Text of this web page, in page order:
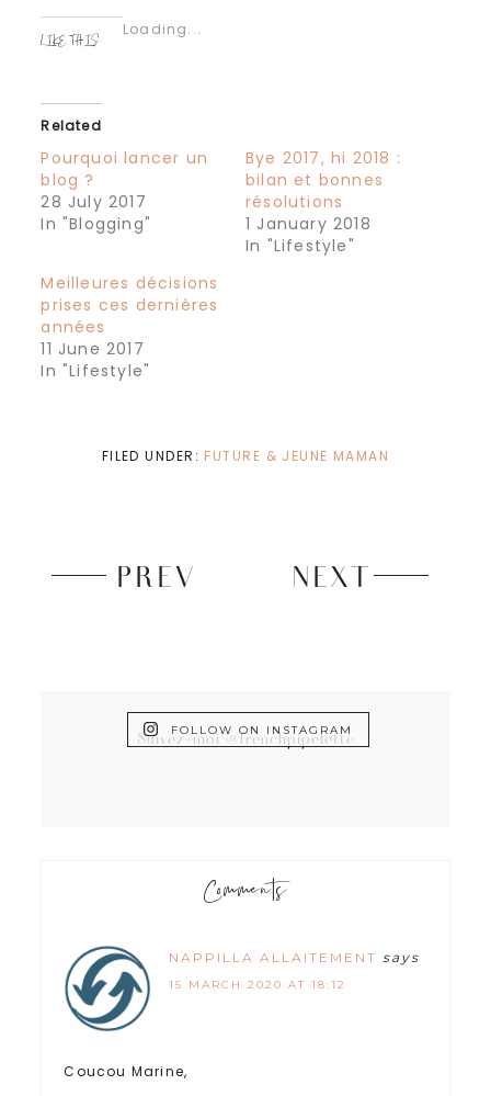
LIKE THIS:
Loading...
Related
Pourquoi lancer un
blog ?
28 July 2017
In "Blogging"
Bye 2017, hi 2018 :
bilan et bonnes
résolutions
1 January 2018
In "Lifestyle"
Meilleures décisions
prises ces dernières
années
11 June 2017
In "Lifestyle"
FILED UNDER: FUTURE & JEUNE MAMAN
PREV NEXT
Suivez-moi @frenchpipelette
FOLLOW ON INSTAGRAM
Comments
NAPPILLA ALLAITEMENT says
15 MARCH 2020 AT 18:12
Coucou Marine,